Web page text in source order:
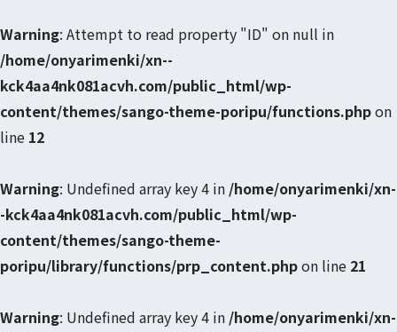
Warning: Attempt to read property "ID" on null in
/home/onyarimenki/xn--
kck4aa4nk081acvh.com/public_html/wp-
content/themes/sango-theme-poripu/functions.phpon
line 12
Warning: Undefined array key 4 in /home/onyarimenki/xn-
-kck4aa4nk081acvh.com/public_html/wp-
content/themes/sango-theme-
poripu/library/functions/prp_content.phpon line 21
Warning: Undefined array key 4 in /home/onyarimenki/xn-